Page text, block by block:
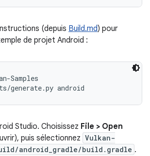
(depuis Build.md) pour
de projet Android :
Samples
Studio. Choisissez File > Open
puis sélectionnez Vulkan-
android_gradle/build.gradle .